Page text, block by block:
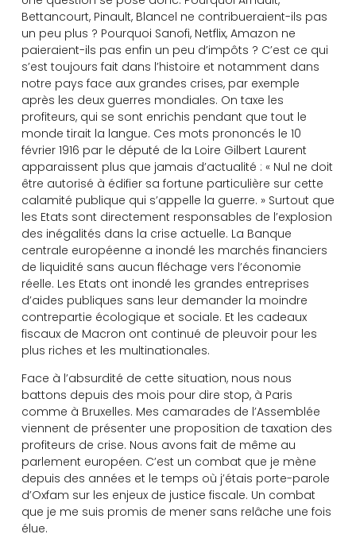
Bettancourt, Pinault, Blancel ne contribueraient-ils pas
un peu plus ? Pourquoi Sanofi, Netflix, Amazon ne
paieraient-ils pas enfin un peu d’impôts ? C’est ce qui
s’est toujours fait dans l’histoire et notamment dans
notre pays face aux grandes crises, par exemple
après les deux guerres mondiales. On taxe les
profiteurs, qui se sont enrichis pendant que tout le
monde tirait la langue. Ces mots prononcés le 10
février 1916 par le député de la Loire Gilbert Laurent
apparaissent plus que jamais d’actualité : « Nul ne doit
être autorisé à édifier sa fortune particulière sur cette
calamité publique qui s’appelle la guerre. » Surtout que
les Etats sont directement responsables de l’explosion
des inégalités dans la crise actuelle. La Banque
centrale européenne a inondé les marchés financiers
de liquidité sans aucun fléchage vers l’économie
réelle. Les Etats ont inondé les grandes entreprises
d’aides publiques sans leur demander la moindre
contrepartie écologique et sociale. Et les cadeaux
fiscaux de Macron ont continué de pleuvoir pour les
plus riches et les multinationales.
Face à l’absurdité de cette situation, nous nous
battons depuis des mois pour dire stop, à Paris
comme à Bruxelles. Mes camarades de l’Assemblée
viennent de présenter une proposition de taxation des
profiteurs de crise. Nous avons fait de même au
parlement européen. C’est un combat que je mène
depuis des années et le temps où j’étais porte-parole
d’Oxfam sur les enjeux de justice fiscale. Un combat
que je me suis promis de mener sans relâche une fois
élue.